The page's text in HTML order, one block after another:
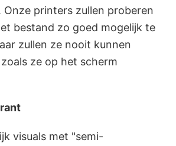
Onze printers zullen proberen
bestand zo goed mogelijk te
zullen ze nooit kunnen
ze op het scherm
visuals met "semi-